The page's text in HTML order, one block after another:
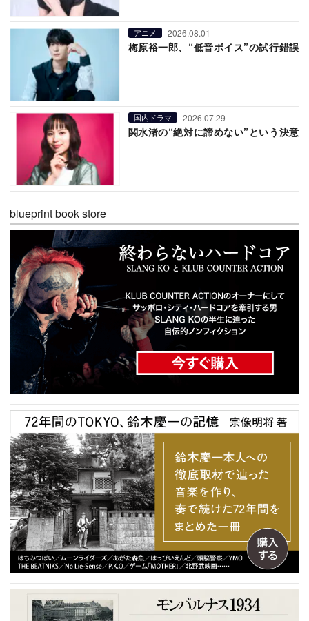
アニメ 2026.08.01
梅原裕一郎、“低音ボイス”の試行錯誤
国内ドラマ 2026.07.29
関水渚の“絶対に諦めない”という決意
blueprint book store